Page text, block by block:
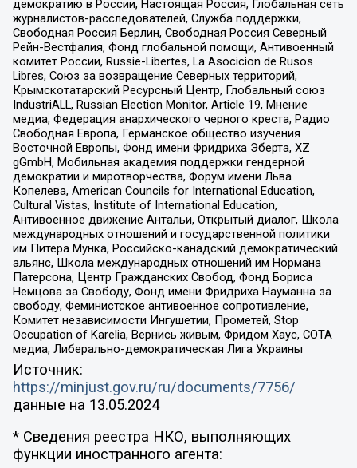
демократию в России, Настоящая Россия, Глобальная сеть
журналистов-расследователей, Служба поддержки,
Свободная Россия Берлин, Свободная Россия Северный
Рейн-Вестфалия, Фонд глобальной помощи, Антивоенный
комитет России, Russie-Libertes, La Asocicion de Rusos
Libres, Союз за возвращение Северных территорий,
Крымскотатарский Ресурсный Центр, Глобальный союз
IndustriALL, Russian Election Monitor, Article 19, Мнение
медиа, Федерация анархического черного креста, Радио
Свободная Европа, Германское общество изучения
Восточной Европы, Фонд имени Фридриха Эберта, XZ
gGmbH, Мобильная академия поддержки гендерной
демократии и миротворчества, Форум имени Льва
Копелева, American Councils for International Education,
Cultural Vistas, Institute of International Education,
Антивоенное движение Антальи, Открытый диалог, Школа
международных отношений и государственной политики
им Питера Мунка, Российско-канадский демократический
альянс, Школа международных отношений им Нормана
Патерсона, Центр Гражданских Свобод, Фонд Бориса
Немцова за Свободу, Фонд имени Фридриха Науманна за
свободу, Феминистское антивоенное сопротивление,
Комитет независимости Ингушетии, Прометей, Stop
Occupation of Karelia, Вернись живым, Фридом Хаус, СОТА
медиа, Либерально-демократическая Лига Украины
Источник:
https://minjust.gov.ru/ru/documents/7756/
данные на 13.05.2024
* Сведения реестра НКО, выполняющих
функции иностранного агента: